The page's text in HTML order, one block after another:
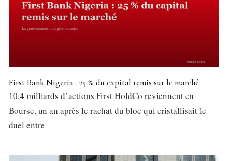
First Bank Nigeria : 25 % du capital remis sur le marché
10,4 milliards d’actions First HoldCo reviennent en
Bourse, un an après le rachat du bloc qui cristallisait le
duel entre